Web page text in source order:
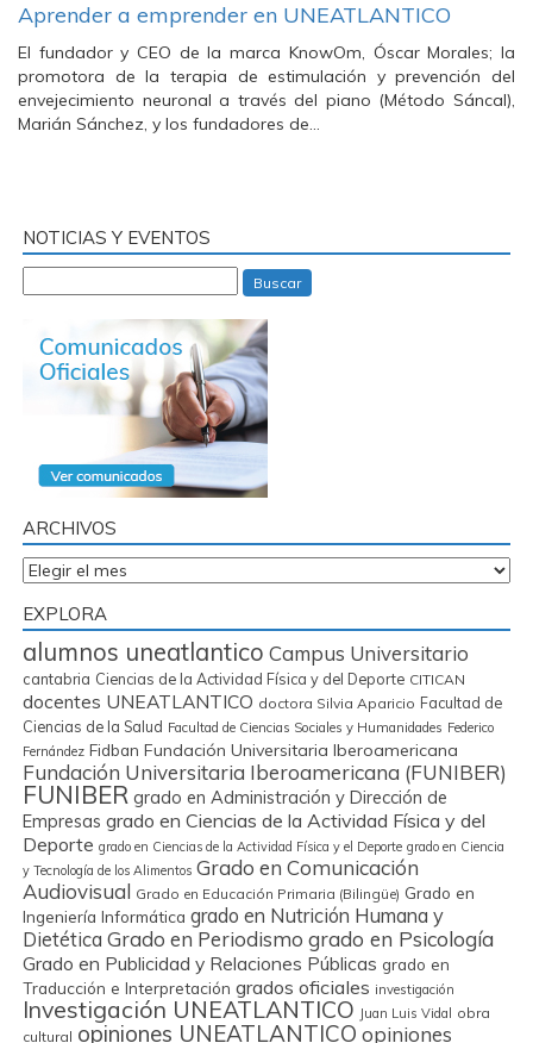
Aprender a emprender en UNEATLANTICO
El fundador y CEO de la marca KnowOm, Óscar Morales; la
promotora de la terapia de estimulación y prevención del
envejecimiento neuronal a través del piano (Método Sáncal),
Marián Sánchez, y los fundadores de…
NOTICIAS Y EVENTOS
Buscar
ARCHIVOS
Archivos
EXPLORA
alumnos uneatlantico Campus Universitario
cantabria Ciencias de la Actividad Física y del Deporte CITICAN
docentes UNEATLANTICO doctora Silvia Aparicio Facultad de
Ciencias de la Salud Facultad de Ciencias Sociales y Humanidades Federico
Fernández Fidban Fundación Universitaria Iberoamericana
Fundación Universitaria Iberoamericana (FUNIBER)
FUNIBER grado en Administración y Dirección de
Empresas grado en Ciencias de la Actividad Física y del
Deporte grado en Ciencias de la Actividad Física y el Deporte grado en Ciencia
y Tecnología de los Alimentos Grado en Comunicación
Audiovisual Grado en Educación Primaria (Bilingüe) Grado en
Ingeniería Informática grado en Nutrición Humana y
Dietética Grado en Periodismo grado en Psicología
Grado en Publicidad y Relaciones Públicas grado en
Traducción e Interpretación grados oficiales investigación
Investigación UNEATLANTICO Juan Luis Vidal
obra
cultural opiniones UNEATLANTICO opiniones